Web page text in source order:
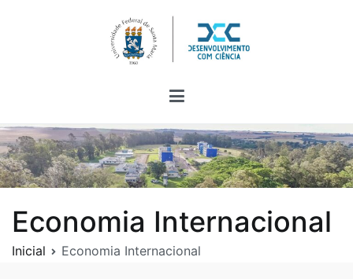
Desenvolvimento Regional
Economia Internacional
Inicial Economia Internacional